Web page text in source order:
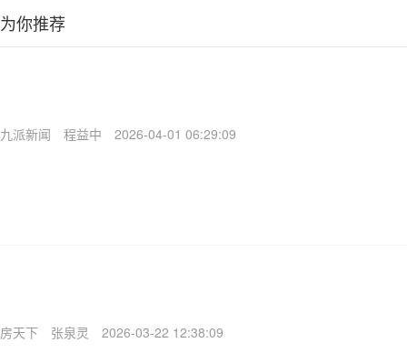
为你推荐
九派新闻 程益中 2026-04-01 06:29:09
房天下 张泉灵 2026-03-22 12:38:09